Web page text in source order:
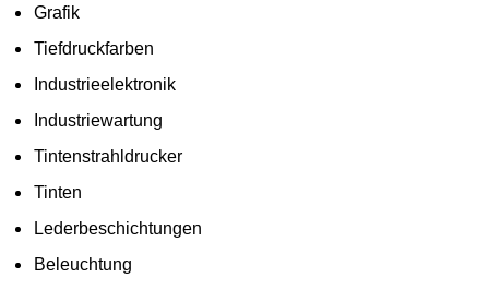
Grafik
Tiefdruckfarben
Industrieelektronik
Industriewartung
Tintenstrahldrucker
Tinten
Lederbeschichtungen
Beleuchtung